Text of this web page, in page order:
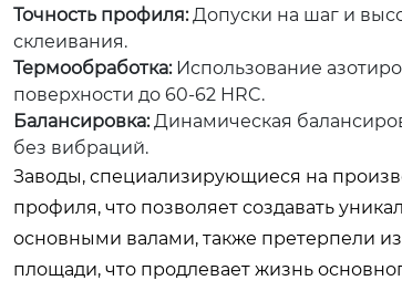
Точность профиля:Допуски на шаг и
склеивания.
Термообработка:Использование
поверхности до 60-62 HRC.
Балансировка:Динамическая
без вибраций.
Заводы, специализирующиеся на
профиля, что позволяет создавать
основными валами, также претерпели
площади, что продлевает жизнь